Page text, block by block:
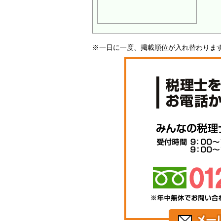
※一日に一度、掲載順位が入れ替わりま